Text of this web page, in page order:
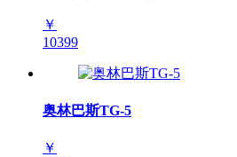
￥
10399
奥林巴斯TG-5
￥